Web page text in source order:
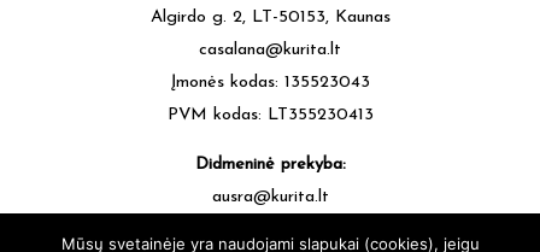
Algirdo g. 2, LT-50153, Kaunas
casalana@kurita.lt
Įmonės kodas: 135523043
PVM kodas: LT355230413
Didmeninė prekyba:
ausra@kurita.lt
Mūsų svetainėje yra naudojami slapukai (cookies), jeigu